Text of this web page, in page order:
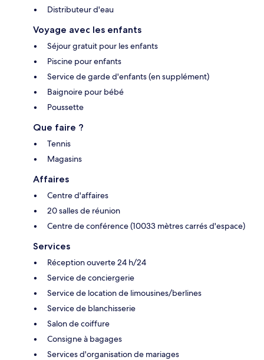
Distributeur d'eau
Voyage avec les enfants
Séjour gratuit pour les enfants
Piscine pour enfants
Service de garde d'enfants (en supplément)
Baignoire pour bébé
Poussette
Que faire ?
Tennis
Magasins
Affaires
Centre d'affaires
20 salles de réunion
Centre de conférence (10033 mètres carrés d'espace)
Services
Réception ouverte 24 h/24
Service de conciergerie
Service de location de limousines/berlines
Service de blanchisserie
Salon de coiffure
Consigne à bagages
Services d'organisation de mariages